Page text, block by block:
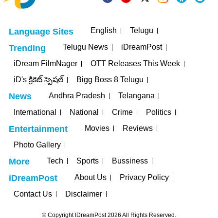
Language Sites English Telugu
Trending Telugu News
iDreamPost
iDream FilmNager
OTT Releases This Week
iD's క్రికెట్ స్పెషల్
Bigg Boss 8 Telugu
News Andhra Pradesh
Telangana
International
National Crime Politics
Entertainment Movies
Reviews
Photo Gallery
More Tech Sports Bussiness
iDreamPost About Us
Privacy Policy
Contact Us
Disclaimer
© Copyright IDreamPost 2026 All Rights Reserved.